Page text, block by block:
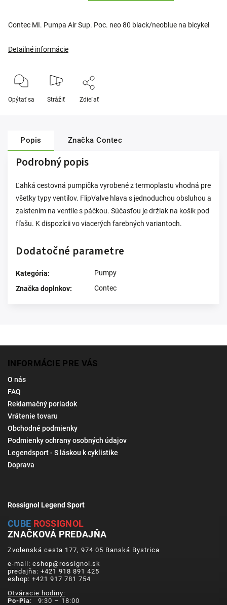
Contec MI. Pumpa Air Sup. Poc. neo 80 black/neoblue na bicykel
Detailné informácie
Opýtať sa Strážiť Zdieľať
Popis Značka Contec
Podrobný popis
Ľahká cestovná pumpička vyrobené z termoplastu vhodná pre
všetky typy ventilov. FlipValve hlava s jednoduchou obsluhou a
zaistením na ventile s páčkou. Súčasťou je držiak na košík pod
fľašu. K dispozícii vo viacerých farebných variantoch.
Dodatočné parametre
Kategória:
Pumpy
Značka doplnkov: Contec
INFORMÁCIE PRE VÁS
O nás
FAQ
Reklamačný poriadok
Vrátenie tovaru
Obchodné podmienky
Podmienky ochrany osobných údajov
Legendsport - S láskou k cyklistike
Doprava
Rossignol Legend Sport
CUBE ROSSIGNOL
ZNAČKOVÁ PREDAJŇA
Zvolenská cesta 177, 974 05 Banská Bystrica
e-mail: eshop@rossignol.sk
predajňa: +421 918 891 425
eshop: +421 917 781 754
Otváracie hodiny:
Po-Pia: 9:30 – 18:00